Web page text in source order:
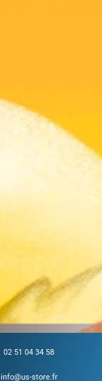
02 51 04 34 58
info@us-store.fr